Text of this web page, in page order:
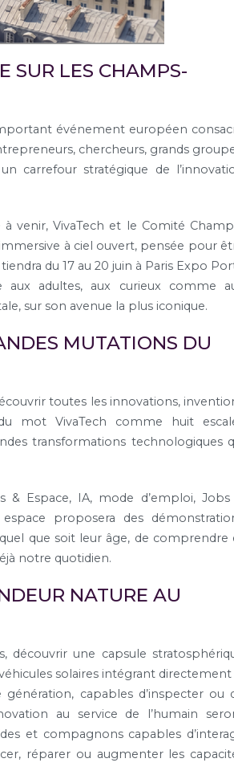
SUR LES CHAMPS-
événement européen
chercheurs, grands
carrefour stratégique de
venir, VivaTech et le Comité
à ciel ouvert, pensée pour
tiendra du 17 au 20 juin à Paris Expo
adultes, aux curieux comme
sur son avenue la plus iconique.
MUTATIONS DU
toutes les innovations,
mot VivaTech comme huit
transformations technologiques
Espace, IA, mode d’emploi, Jobs
proposera des
que soit leur âge, de comprendre
notre quotidien.
NATURE AU
découvrir une capsule
solaires intégrant directement
capables d’inspecter ou
au service de l’humain
et compagnons capables
réparer ou augmenter les